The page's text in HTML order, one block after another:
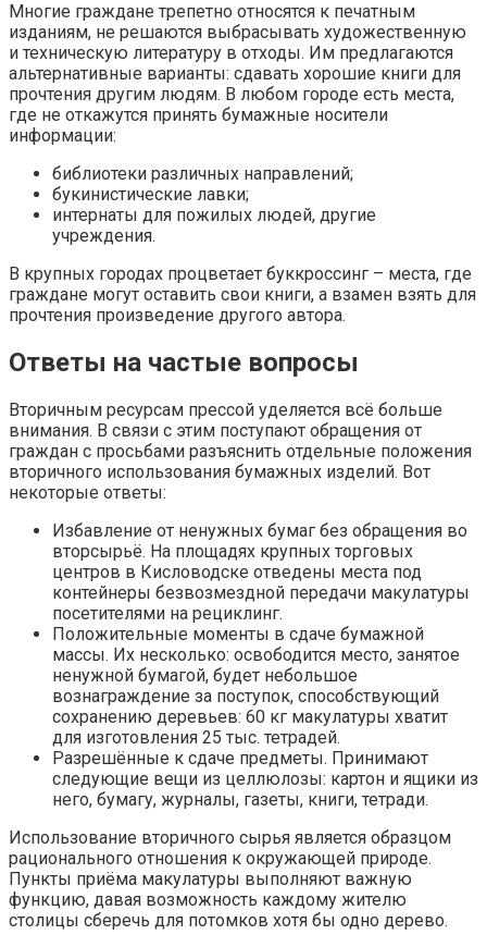
Многие граждане трепетно относятся к печатным
изданиям, не решаются выбрасывать художественную
и техническую литературу в отходы. Им предлагаются
альтернативные варианты: сдавать хорошие книги для
прочтения другим людям. В любом городе есть места,
где не откажутся принять бумажные носители
информации:
библиотеки различных направлений;
букинистические лавки;
интернаты для пожилых людей, другие
учреждения.
В крупных городах процветает буккроссинг – места, где
граждане могут оставить свои книги, а взамен взять для
прочтения произведение другого автора.
Ответы на частые вопросы
Вторичным ресурсам прессой уделяется всё больше
внимания. В связи с этим поступают обращения от
граждан с просьбами разъяснить отдельные положения
вторичного использования бумажных изделий. Вот
некоторые ответы:
Избавление от ненужных бумаг без обращения во
вторсырьё. На площадях крупных торговых
центров в Кисловодске отведены места под
контейнеры безвозмездной передачи макулатуры
посетителями на рециклинг.
Положительные моменты в сдаче бумажной
массы. Их несколько: освободится место, занятое
ненужной бумагой, будет небольшое
вознаграждение за поступок, способствующий
сохранению деревьев: 60 кг макулатуры хватит
для изготовления 25 тыс. тетрадей.
Разрешённые к сдаче предметы. Принимают
следующие вещи из целлюлозы: картон и ящики из
него, бумагу, журналы, газеты, книги, тетради.
Использование вторичного сырья является образцом
рационального отношения к окружающей природе.
Пункты приёма макулатуры выполняют важную
функцию, давая возможность каждому жителю
столицы сберечь для потомков хотя бы одно дерево.